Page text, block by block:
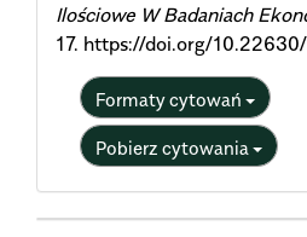
Ilościowe W Badaniach
17. https://doi.org/
Formaty cytowań
Pobierz cytowania